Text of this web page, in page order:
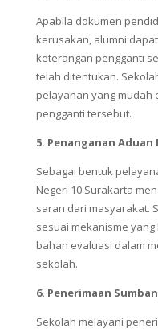
Apabila dokumen
kerusakan, alumni
keterangan pengganti
telah ditentukan.
pelayanan yang mudah
pengganti tersebut.
5. Penanganan Aduan
Sebagai bentuk
Negeri 10 Surakarta
saran dari masyarakat.
sesuai mekanisme
bahan evaluasi dalam
sekolah.
6. Penerimaan
Sekolah melayani